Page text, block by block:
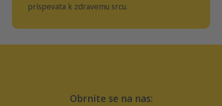
prispevata k zdravemu srcu.
Obrnite se na nas: